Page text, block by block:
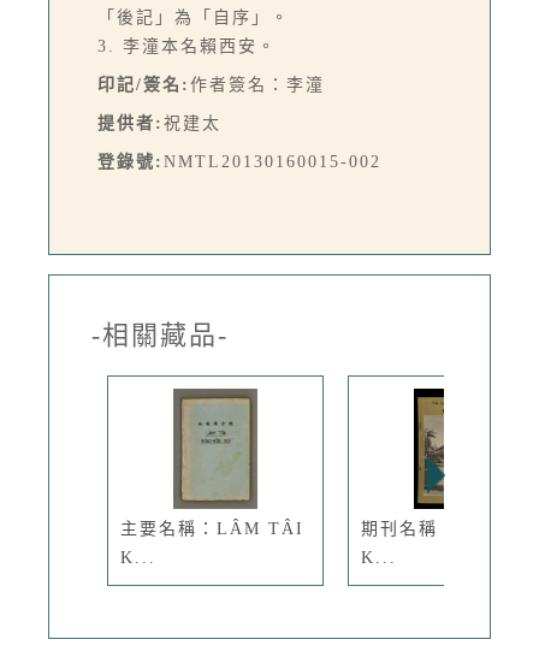
「後記」為「自序」。
3. 李潼本名賴西安。
印記/簽名: 作者簽名：李潼
提供者: 祝建太
登錄號: NMTL20130160015-002
-相關藏品-
主要名稱：LÂM TÂI
K...
期刊名稱：TÂI-
K...